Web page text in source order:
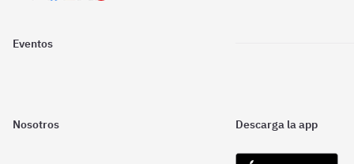
Eventos
Nosotros Descarga la app